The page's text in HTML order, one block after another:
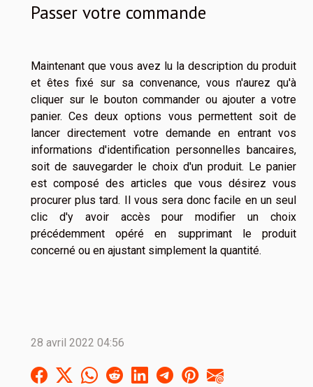
Passer votre commande
Maintenant que vous avez lu la description du produit
et êtes fixé sur sa convenance, vous n'aurez qu'à
cliquer sur le bouton commander ou ajouter a votre
panier. Ces deux options vous permettent soit de
lancer directement votre demande en entrant vos
informations d'identification personnelles bancaires,
soit de sauvegarder le choix d'un produit. Le panier
est composé des articles que vous désirez vous
procurer plus tard. Il vous sera donc facile en un seul
clic d'y avoir accès pour modifier un choix
précédemment opéré en supprimant le produit
concerné ou en ajustant simplement la quantité.
28 avril 2022 04:56